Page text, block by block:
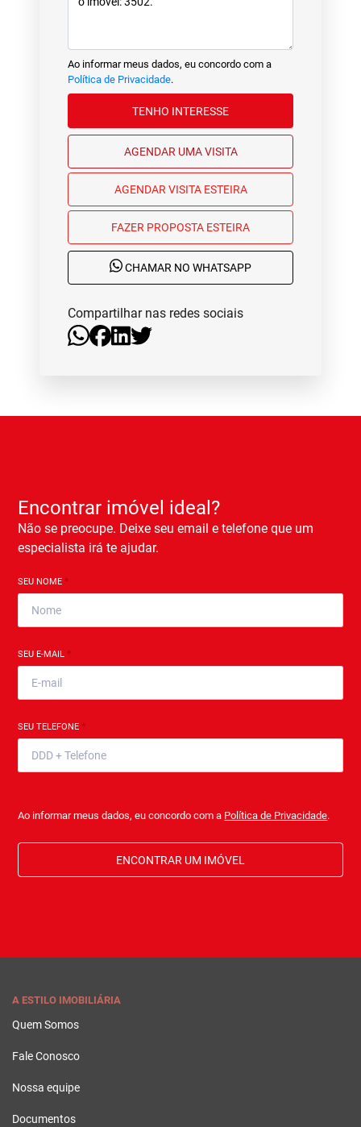
Ao informar meus dados, eu concordo com a
Política de Privacidade.
TENHO INTERESSE
AGENDAR UMA VISITA
AGENDAR VISITA ESTEIRA
FAZER PROPOSTA ESTEIRA
CHAMAR NO WHATSAPP
Compartilhar nas redes sociais
Encontrar imóvel ideal?
Não se preocupe. Deixe seu email e telefone que um
especialista irá te ajudar.
SEU NOME*
SEU E-MAIL*
SEU TELEFONE*
Ao informar meus dados, eu concordo com a Política de Privacidade.
ENCONTRAR UM IMÓVEL
A ESTILO IMOBILIÁRIA
Quem Somos
Fale Conosco
Nossa equipe
Documentos